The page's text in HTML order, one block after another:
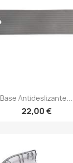
Base Antideslizante...
22,00 €